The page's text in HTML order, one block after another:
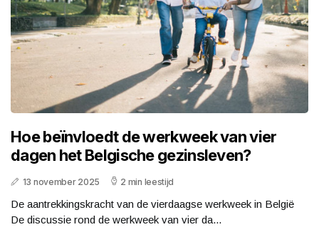
Hoe beïnvloedt de werkweek van vier
dagen het Belgische gezinsleven?
13 november 2025 2 min leestijd
De aantrekkingskracht van de vierdaagse werkweek in België
De discussie rond de werkweek van vier da...